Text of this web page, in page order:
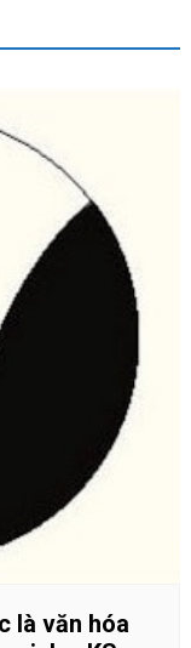
là văn hóa